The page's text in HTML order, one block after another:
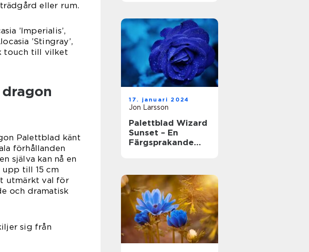
eller rum.
’Imperialis’,
’Stingray’,
touch till vilket
Palettblad känt
förhållanden
själva kan nå en
till 15 cm
utmärkt val för
och dramatisk
sig från
17. januari 2024
Jon Larsson
Palettblad Wizard
Sunset – En
Färgsprakande